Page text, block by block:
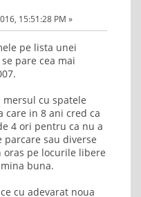
15:51:28 PM »
pe lista unei
pare cea mai
mersul cu spatele
care in 8 ani cred ca
4 ori pentru ca nu a
sau diverse
pe locurile libere
buna.
cu adevarat noua